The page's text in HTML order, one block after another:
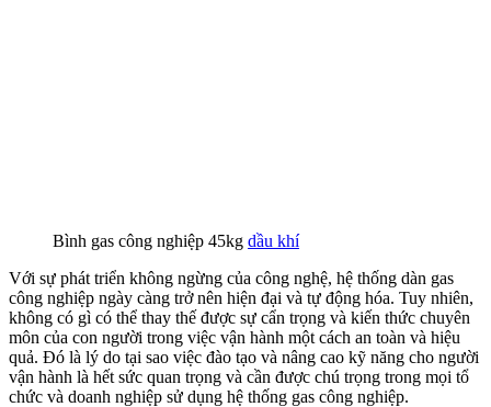
Bình gas công nghiệp 45kg dầu khí
Với sự phát triển không ngừng của công nghệ, hệ thống dàn gas
công nghiệp ngày càng trở nên hiện đại và tự động hóa. Tuy nhiên,
không có gì có thể thay thế được sự cẩn trọng và kiến thức chuyên
môn của con người trong việc vận hành một cách an toàn và hiệu
quả. Đó là lý do tại sao việc đào tạo và nâng cao kỹ năng cho người
vận hành là hết sức quan trọng và cần được chú trọng trong mọi tổ
chức và doanh nghiệp sử dụng hệ thống gas công nghiệp.